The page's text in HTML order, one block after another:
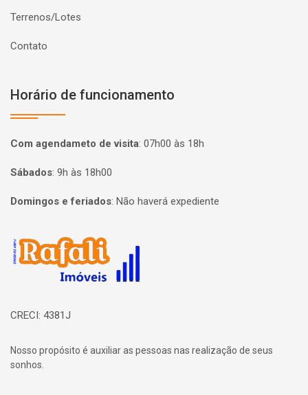
Terrenos/Lotes
Contato
Horário de funcionamento
Com agendameto de visita: 07h00 às 18h
Sábados: 9h às 18h00
Domingos e feriados: Não haverá expediente
Página inicial
CRECI: 4381J
Nosso propósito é auxiliar as pessoas nas realização de seus
sonhos.